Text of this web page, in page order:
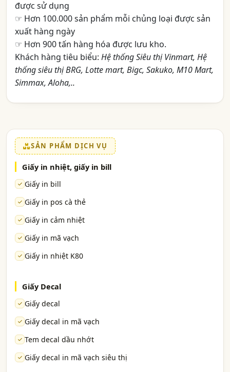
được sử dụng
☞ Hơn 100.000 sản phẩm mỗi chủng loại được sản
xuất hàng ngày
☞ Hơn 900 tấn hàng hóa được lưu kho.
Khách hàng tiêu biểu: Hệ thống Siêu thị Vinmart, Hệ
thống siêu thị BRG, Lotte mart, Bigc, Sakuko, M10 Mart,
Simmax, Aloha,..
SẢN PHẨM DỊCH VỤ
Giấy in nhiệt, giấy in bill
Giấy in bill
Giấy in pos cà thẻ
Giấy in cảm nhiệt
Giấy in mã vạch
Giấy in nhiệt K80
Giấy Decal
Giấy decal
Giấy decal in mã vạch
Tem decal dầu nhớt
Giấy decal in mã vạch siêu thị